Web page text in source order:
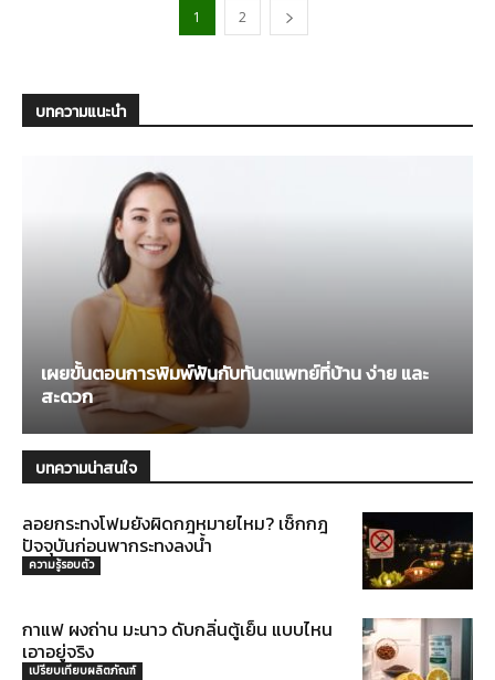
1 2
บทความแนะนำ
เผยขั้นตอนการพิมพ์ฟันกับทันตแพทย์ที่บ้าน ง่าย และ
สะดวก
บทความน่าสนใจ
ลอยกระทงโฟมยังผิดกฎหมายไหม? เช็กกฎ
ปัจจุบันก่อนพากระทงลงน้ำ
ความรู้รอบตัว
กาแฟ ผงถ่าน มะนาว ดับกลิ่นตู้เย็น แบบไหน
เอาอยู่จริง
เปรียบเทียบผลิตภัณฑ์